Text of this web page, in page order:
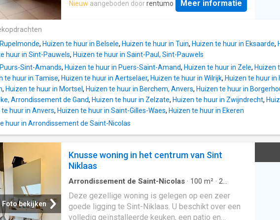
de l’année. Ce bungalow est certifié conforme pour
spécifique de consommation primaire d’énergie de
seulement 101 kWh/m²/an. L’
is geen lift. Ze beschikt over een gasgestookte
voorzien van de nodige apparatuur. De woonruimtes
zijn licht en bieden een aangename sfeer. De
slaapkamers zijn groot. Er is een fantastisch
zuidgericht zonneterras van 34 m2 met heel veel
privacy! De badkamer is ruim en met een hoekbad,
dubbel lavabomeubel en toilet. Dit appartement is
ideaal voor wie op zoek is naar ruimte en een
centrale ligging. Profiteer van de vele
mogelijkheden die deze woning te bieden heeft en
contacteer de eigenaar tussen 10u en 20u:
0475/318309
Nieuw aangeboden doorrentumo Meer informatie
, Huizen te huur in Belsele, Huizen te huur in Tuin, Huizen te huur in Eksaarde,
huur in Sint-Pauwels, Huizen te huur in Saint-Paul, Sint-Pauwels
Sint-Amands, Huizen te huur in Puers-Saint-Amand, Huizen te huur in Zele, Huizen
te huur in Tamise, Huizen te huur in Aertselaer, Huizen te huur in Wilrijk, Huizen te huur in
, Huizen te huur in Mortsel , Huizen te huur in Berchem, Anvers, Huizen te huur in
Arrondissement de Gand, Huizen te huur in Zelzate, Huizen te huur in Zwijndrecht,
te huur in Anvers, Huizen te huur in Saint-Gilles-Waes, Huizen te huur in Ekeren
huur in Arrondissement de Saint-Nicolas
Foto bekijken
Knusse woning in het centrum van Sint
Niklaas
Arrondissement de Saint-Nicolas · 100 m² · 2
IUitgeruste keuken
Deze gezellige woning is gelegen op een zeer
goede ligging te Sint-Niklaas. U beschikt over een
volledig geïnstalleerde keuken, een patio en